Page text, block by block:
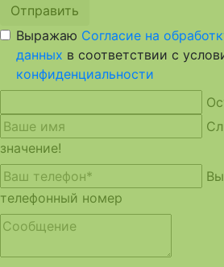
Отправить
Выражаю Согласие на
данных в соответствии с
конфиденциальности
значение!
телефонный номер